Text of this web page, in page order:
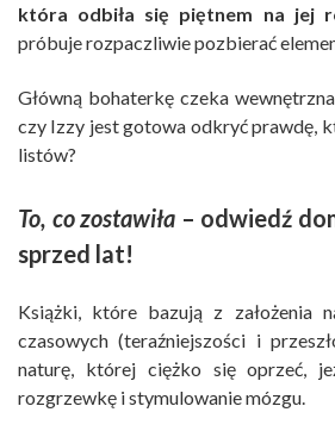
która odbiła się piętnem na jej
próbuje rozpaczliwie pozbierać
Główną bohaterkę czeka
czy Izzy jest gotowa odkryć prawdę,
listów?
To, co zostawiła – odwiedź
sprzed lat!
Książki, które bazują z założenia
czasowych (teraźniejszości i
naturę, której ciężko się oprzeć,
rozgrzewkę i stymulowanie mózgu.